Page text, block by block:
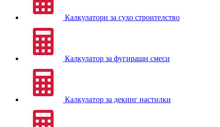
Калкулатори за сухо строителство
Калкулатор за фугиращи смеси
Калкулатор за декинг настилки